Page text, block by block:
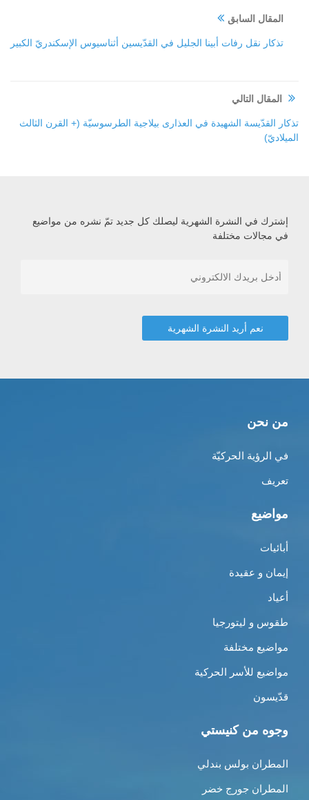
المقال السابق
تذكار نقل رفات أبينا الجليل في القدّيسين أثناسيوس الإسكندريّ الكبير
المقال التالي
تذكار القدّيسة الشهيدة في العذارى بيلاجية الطرسوسيّة (+ القرن الثالث
الميلاديّ)
إشترك في النشرة الشهرية ليصلك كل جديد تمّ نشره من مواضيع
في مجالات مختلفة
من نحن
في الرؤية الحركيّة
تعريف
مواضيع
أبائيات
إيمان و عقيدة
أعياد
طقوس و ليتورجيا
مواضيع مختلفة
مواضيع للأسر الحركية
قدّيسون
وجوه من كنيستي
المطران بولس بندلي
المطران جورج خضر